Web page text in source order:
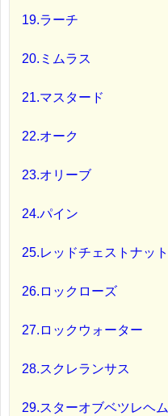
19.ラーチ
20.ミムラス
21.マスタード
22.オーク
23.オリーブ
24.パイン
25.レッドチェストナット
26.ロックローズ
27.ロックウォーター
28.スクレランサス
29.スターオブベツレヘム